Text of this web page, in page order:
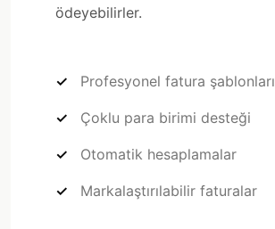
ödeyebilirler.
Profesyonel fatura şablonları
Çoklu para birimi desteği
Otomatik hesaplamalar
Markalaştırılabilir faturalar